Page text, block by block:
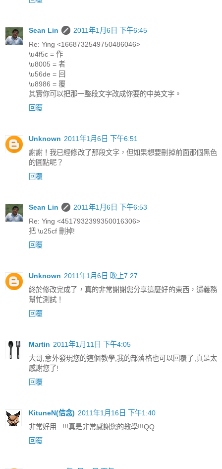
Sean Lin
2011年1月6日 下午6:45
Re: Ying <1668732549750486046>
\u4f5c = 作
\u8005 = 者
\u56de = 回
\u8986 = 覆
其實你可以把那一整段文字改成你要的中英文字。
回覆
Unknown 2011年1月6日 下午6:51
謝謝！我已經修改了那段文字，但如果想要刪掉前面那個黑色
的圓點呢？
回覆
Sean Lin
2011年1月6日 下午6:53
Re: Ying <4517932399350016306>
把 \u25cf 刪掉!
回覆
Unknown 2011年1月6日 晚上7:27
終於修改完成了，真的非常謝謝您分享這麼好的東西，還義務
幫忙測試！
回覆
Martin 2011年1月11日 下午4:05
大哥,意外發現您的這個教學,我的部落格也可以回覆了,真是太
感謝您了!
回覆
KituneN(佶念) 2011年1月16日 下午1:40
非常好用...!!!真是非常感謝您的教學!!!QQ
回覆